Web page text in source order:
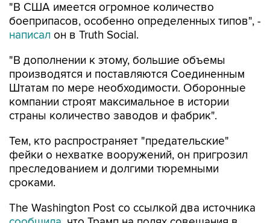
"В США имеется огромное количество
боеприпасов, особенно определенных типов", -
написал он в Truth Social.
"В дополнении к этому, большие объемы
производятся и поставляются Соединенным
Штатам по мере необходимости. Оборонные
компании строят максимальное в истории
страны количество заводов и фабрик".
Тем, кто распространяет "предательские"
фейки о нехватке вооружений, он пригрозил
преследованием и долгими тюремными
сроками.
The Washington Post со ссылкой два источника